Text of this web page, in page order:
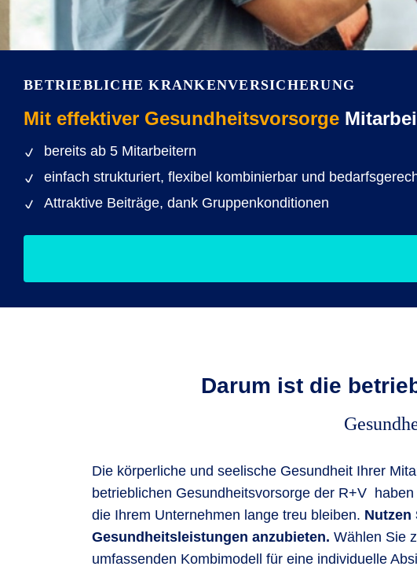
BETRIEBLICHE KRANKENVER­SICHERUNG
Mit effektiver Gesundheitsvorsorge
bereits ab 5 Mitarbeitern
einfach strukturiert, flexibel kombinierbar und
Attraktive Beiträge, dank Gruppenkonditionen
Darum ist die
Die körperliche und seelische Gesundheit Ihrer
betrieblichen Gesundheitsvorsorge der R+V
die Ihrem Unternehmen lange treu bleiben. Nutzen
Gesundheitsleistungen anzubieten.Wählen Sie
umfassenden Kombimodell für eine individuelle